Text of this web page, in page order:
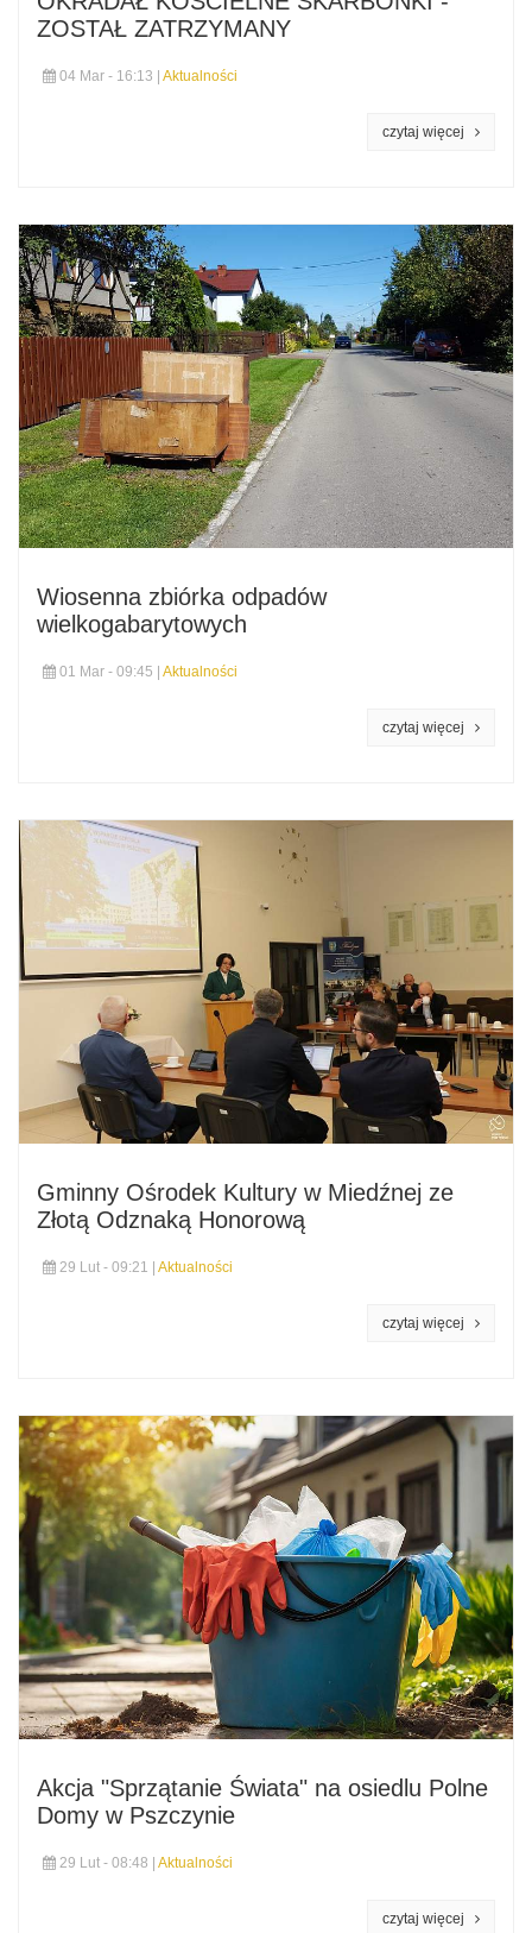
ZOSTAŁ ZATRZYMANY
04 Mar - 16:13 | Aktualności
Wiosenna zbiórka odpadów
wielkogabarytowych
01 Mar - 09:45 | Aktualności
Gminny Ośrodek Kultury w Miedźnej ze
Złotą Odznaką Honorową
29 Lut - 09:21 | Aktualności
Akcja "Sprzątanie Świata" na osiedlu Polne
Domy w Pszczynie
29 Lut - 08:48 | Aktualności